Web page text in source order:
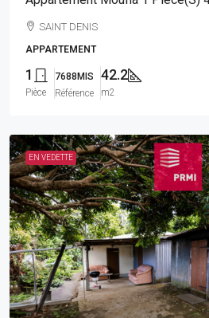
SAINT DENIS
APPARTEMENT
1
Pièce
7688MIS
Référence
42.2
m2
EN VEDETTE